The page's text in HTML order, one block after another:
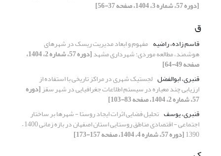
[دوره 57، شماره 3، 1404، صفحه 37-56]
ق
قاسم زاده، راضیه مفهوم و ابعاد مدیریت ریسک در شهرهای
هوشمند، مطالعه موردی: شهرداری مشهد [دوره 57، شماره 2، 1404،
صفحه 49-64]
قنبری، ابوالفضل لجستیک شهری در مراکز تاریخی با استفاده از
ارزیابی چند معیاره در سیستم اطلاعات جغرافیایی در شهر سقز[دوره
57، شماره 2، 1404، صفحه 83-103]
قنبری، یوسف تحلیل فضایی اثرات ایجاد روستا - شهرها بر ساختار
اجتماعی - اقتصادی مناطق روستایی استان اصفهان در بازه زمانی 1400 –
1390[دوره 57، شماره 4، 1404، صفحه 157-173]